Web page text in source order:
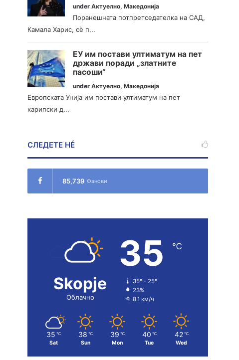
underАктуелно,Македонија
Поранешната потпретседателка на САД,
Камала Харис, сè п...
ЕУ им постави ултиматум на пет
држави поради „златните
пасоши“
underАктуелно,Македонија
Европската Унија им постави ултиматум на пет
карипски д...
СЛЕДЕТЕ НÉ
85,739 Фанови
Skopje
Облачно
35 ℃
35º - 25º
23%
8.1 км/ч
35 ℃
Sat
38 ℃
Sun
39 ℃
Mon
40 ℃
Tue
42 ℃
Wed